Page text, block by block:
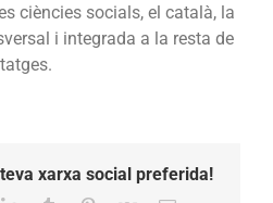
ciències socials, el català, la
i integrada a la resta de
xarxa social preferida!